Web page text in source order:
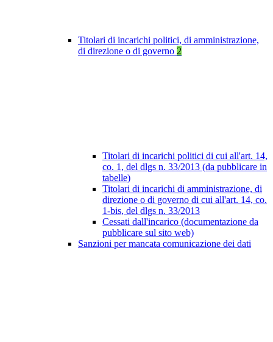
Titolari di incarichi politici, di amministrazione,
di direzione o di governo 2
Titolari di incarichi politici di cui all'art. 14,
co. 1, del dlgs n. 33/2013 (da pubblicare in
tabelle)
Titolari di incarichi di amministrazione, di
direzione o di governo di cui all'art. 14, co.
1-bis, del dlgs n. 33/2013
Cessati dall'incarico (documentazione da
pubblicare sul sito web)
Sanzioni per mancata comunicazione dei dati